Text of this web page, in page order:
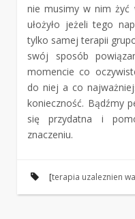
nie musimy w nim żyć
ułożyło jeżeli tego
tylko samej terapii
swój sposób
momencie co
do niej a co
konieczność. Bądźmy
się przydatna i
znaczeniu.
[terapia uzaleznien